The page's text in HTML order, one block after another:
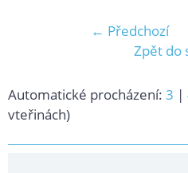
← Předchozí
Zpět do
Automatické procházení: 3 |
vteřinách)